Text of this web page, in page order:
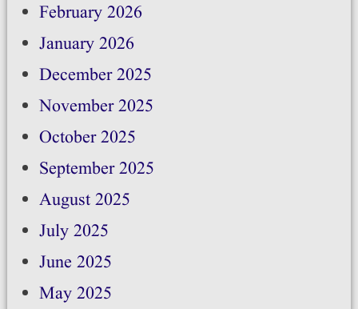
February 2026
January 2026
December 2025
November 2025
October 2025
September 2025
August 2025
July 2025
June 2025
May 2025